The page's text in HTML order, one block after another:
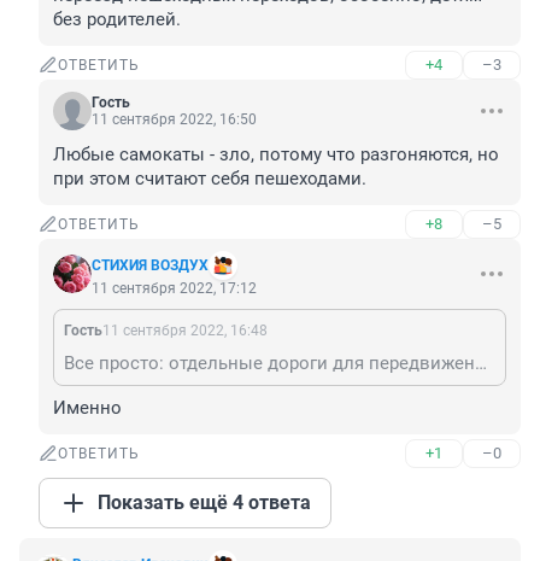
без родителей.
ОТВЕТИТЬ +4 –3
Гость
11 сентября 2022, 16:50
Любые самокаты - зло, потому что разгоняются, но
при этом считают себя пешеходами.
ОТВЕТИТЬ +8 –5
СТИХИЯ ВОЗДУХ
11 сентября 2022, 17:12
Гость11 сентября 2022, 16:48
Все просто: отдельные дороги для передвижения на самокатах, ограничение скорости, запрет на переезд пешеходных переходов, особенно, детям без родителей.
Именно
ОТВЕТИТЬ +1 –0
Показать ещё 4 ответа